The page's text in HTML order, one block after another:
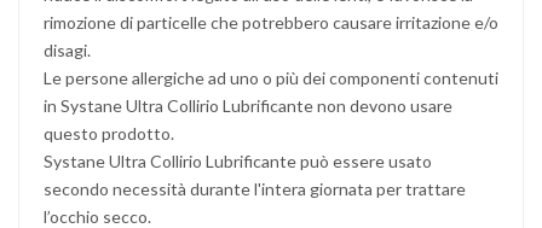
rimozione di particelle che potrebbero causare irritazione e/o
disagi.
Le persone allergiche ad uno o più dei componenti contenuti
in Systane Ultra Collirio Lubrificante non devono usare
questo prodotto.
Systane Ultra Collirio Lubrificante può essere usato
secondo necessità durante l'intera giornata per trattare
l’occhio secco.